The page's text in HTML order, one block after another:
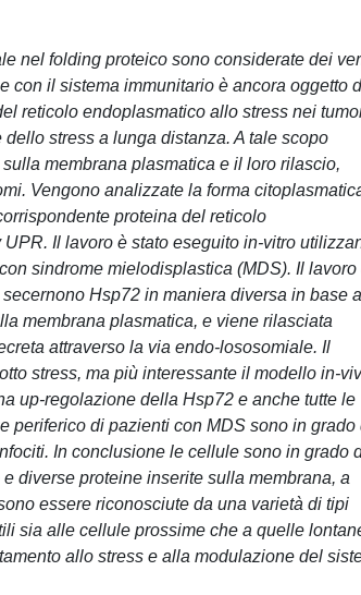
nel folding proteico sono considerate dei
con il sistema immunitario è ancora oggetto
reticolo endoplasmatico allo stress nei
stress a lunga distanza. A tale scopo
membrana plasmatica e il loro rilascio,
Vengono analizzate la forma
proteina del reticolo
Il lavoro è stato eseguito in-vitro
sindrome mielodisplastica (MDS). Il lavoro
Hsp72 in maniera diversa in base
membrana plasmatica, e viene rilasciata
attraverso la via endo-lososomiale. Il
stress, ma più interessante il modello in-
up-regolazione della Hsp72 e anche tutte le
periferico di pazienti con MDS sono in grado
In conclusione le cellule sono in grado
diverse proteine inserite sulla membrana, a
essere riconosciute da una varietà di tipi
sia alle cellule prossime che a quelle
allo stress e alla modulazione del